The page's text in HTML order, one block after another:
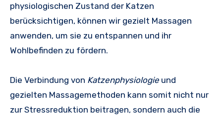
physiologischen Zustand der Katzen
berücksichtigen, können wir gezielt Massagen
anwenden, um sie zu entspannen und ihr
Wohlbefinden zu fördern.
Die Verbindung von Katzenphysiologie und
gezielten Massagemethoden kann somit nicht nur
zur Stressreduktion beitragen, sondern auch die